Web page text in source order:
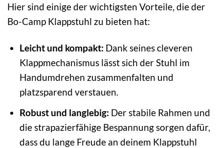
Hier sind einige der wichtigsten Vorteile, die der
Bo-Camp Klappstuhl zu bieten hat:
Leicht und kompakt: Dank seines cleveren
Klappmechanismus lässt sich der Stuhl im
Handumdrehen zusammenfalten und
platzsparend verstauen.
Robust und langlebig: Der stabile Rahmen und
die strapazierfähige Bespannung sorgen dafür,
dass du lange Freude an deinem Klappstuhl